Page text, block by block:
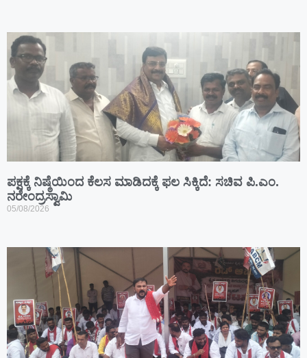
ಪಕ್ಷಕ್ಕೆ ನಿಷ್ಠೆಯಿಂದ ಕೆಲಸ ಮಾಡಿದಕ್ಕೆ ಫಲ ಸಿಕ್ಕಿದೆ: ಸಚಿವ ಪಿ.ಎಂ.
ನರೇಂದ್ರಸ್ವಾಮಿ
05/08/2026